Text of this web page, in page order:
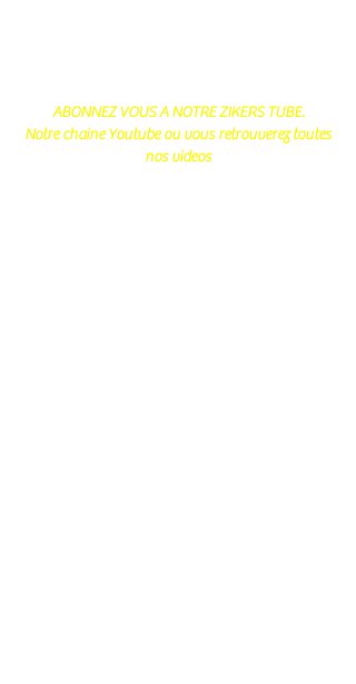
ABONNEZ VOUS A NOTRE ZIKERS TUBE.
Notre chaine Youtube ou vous retrouverez toutes
nos videos